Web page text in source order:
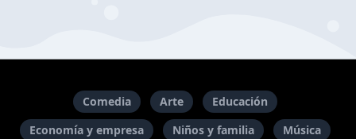
Comedia Arte
Educación
Economía y empresa
Niños y familia
Música